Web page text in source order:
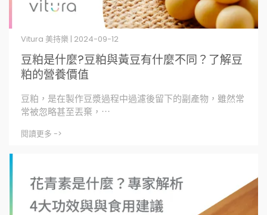
豆粕是什麼?豆粕與黃豆有什麼不同？了解豆
粕的營養價值
Vitura 美持樂 | 2024-09-12
豆粕，是在製作豆漿過程中過濾後留下的副產物，雖然常
常被忽略甚至丟棄，⋯
閱讀更多 ->